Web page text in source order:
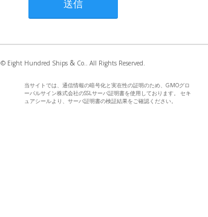
© Eight Hundred Ships &Co.. All Rights Reserved.
当サイトでは、通信情報の暗号化と実在性の証明のため、GMOグロ
ーバルサイン株式会社のSSLサーバ証明書を使用しております。 セキ
ュアシールより、サーバ証明書の検証結果をご確認ください。